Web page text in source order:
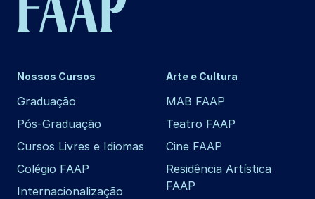
Nossos Cursos
Graduação
Pós-Graduação
Cursos Livres e Idiomas
Colégio FAAP
Internacionalização
Arte e Cultura
MAB FAAP
Teatro FAAP
Cine FAAP
Residência Artística
FAAP